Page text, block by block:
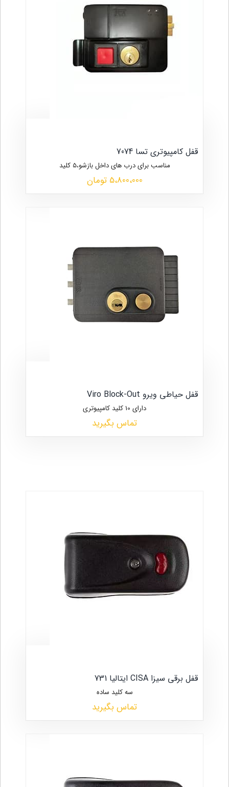
قفل کامپیوتری تسا 7074
مناسب برای درب های داخل بازشو،5 کلید
5،800،000 تومان
قفل حیاطی ویرو Viro Block-Out
دارای 10 کلید کامپیوتری
تماس بگیرید
قفل برقی سیزا CISA ایتالیا 731
سه کلید ساده
تماس بگیرید